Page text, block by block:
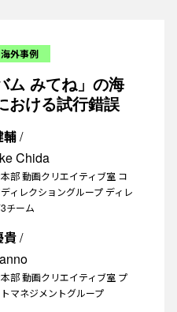
外事例
ム みてね」の海
おける試行錯誤
輔/
Chida
部 動画クリエイティブ室 コ
ィレクショングループ ディレ
チーム
貴/
部 動画クリエイティブ室 プ
マネジメントグループ